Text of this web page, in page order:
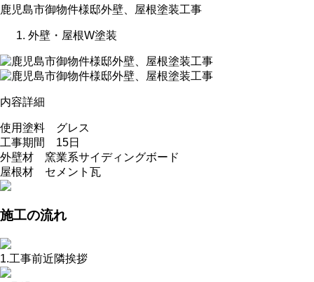
鹿児島市御物件様邸外壁、屋根塗装工事
外壁・屋根W塗装
内容詳細
使用塗料 グレス
工事期間 15日
外壁材 窯業系サイディングボード
屋根材 セメント瓦
施工の流れ
1.工事前近隣挨拶